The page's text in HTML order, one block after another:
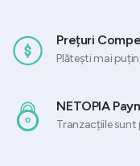
Prețuri
Plătești mai
NETOPIA
Tranzacțiile